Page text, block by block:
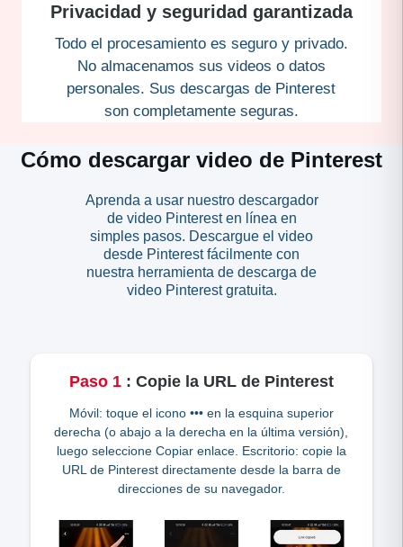
Privacidad y seguridad garantizada
Todo el procesamiento es seguro y privado.
No almacenamos sus videos o datos
personales. Sus descargas de Pinterest
son completamente seguras.
Cómo descargar video de Pinterest
Aprenda a usar nuestro descargador
de video Pinterest en línea en
simples pasos. Descargue el video
desde Pinterest fácilmente con
nuestra herramienta de descarga de
video Pinterest gratuita.
Paso 1 : Copie la URL de Pinterest
Móvil: toque el icono ••• en la esquina superior
derecha (o abajo a la derecha en la última versión),
luego seleccione Copiar enlace. Escritorio: copie la
URL de Pinterest directamente desde la barra de
direcciones de su navegador.